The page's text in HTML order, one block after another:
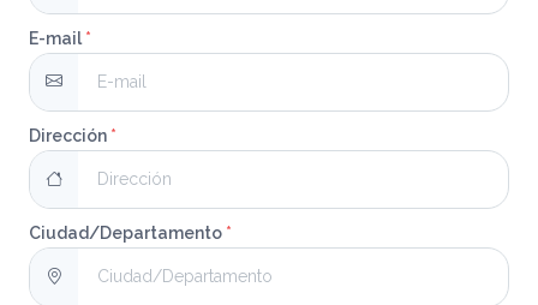
E-mail *
Dirección *
Ciudad/Departamento *